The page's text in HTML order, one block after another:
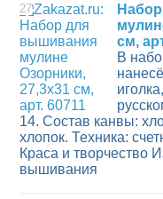
27
см,
В
14. Состав канвы:
хлопок. Техника:
Краса и творчество
вышивания